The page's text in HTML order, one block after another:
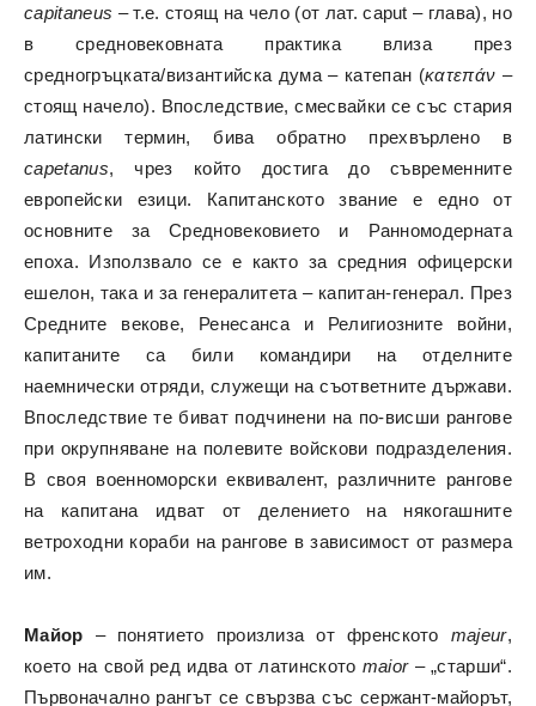
capitaneus – т.е. стоящ на чело (от лат. caput – глава), но
в средновековната практика влиза през
средногръцката/византийска дума – катепан (κατεπάν –
стоящ начело). Впоследствие, смесвайки се със стария
латински термин, бива обратно прехвърлено в
capetanus, чрез който достига до съвременните
европейски езици. Капитанското звание е едно от
основните за Средновековието и Ранномодерната
епоха. Използвало се е както за средния офицерски
ешелон, така и за генералитета – капитан-генерал. През
Средните векове, Ренесанса и Религиозните войни,
капитаните са били командири на отделните
наемнически отряди, служещи на съответните държави.
Впоследствие те биват подчинени на по-висши рангове
при окрупняване на полевите войскови подразделения.
В своя военноморски еквивалент, различните рангове
на капитана идват от делението на някогашните
ветроходни кораби на рангове в зависимост от размера
им.
Майор – понятието произлиза от френското majeur,
което на свой ред идва от латинското maior– „старши“.
Първоначално рангът се свързва със сержант-майорът,